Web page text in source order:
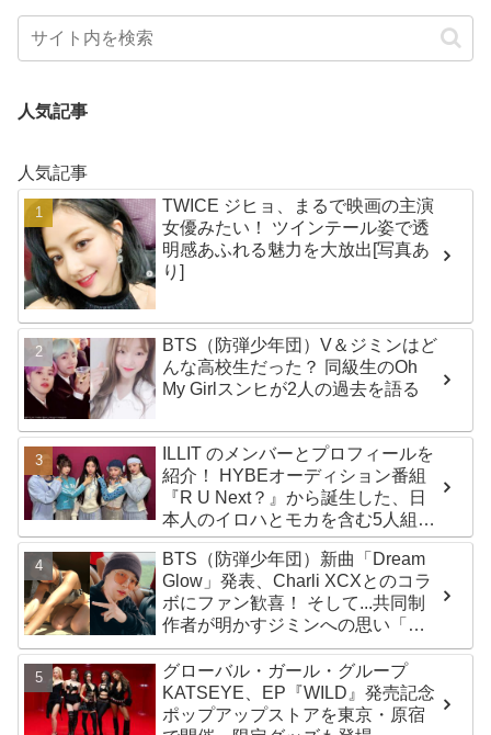
人気記事
人気記事
TWICE ジヒョ、まるで映画の主演
女優みたい！ ツインテール姿で透
明感あふれる魅力を大放出[写真あ
り]
BTS（防弾少年団）V＆ジミンはど
んな高校生だった？ 同級生のOh
My Girlスンヒが2人の過去を語る
ILLIT のメンバーとプロフィールを
紹介！ HYBEオーディション番組
『R U Next？』から誕生した、日
本人のイロハとモカを含む5人組ガ
ールズグループ！ デビュー曲
「Magnetic」がいきなりの大ヒッ
ト
BTS（防弾少年団）新曲「Dream
Glow」発表、Charli XCXとのコラ
ボにファン歓喜！ そして...共同制
作者が明かすジミンへの思い「彼
の夢、そして彼の絶望から生まれ
た歌」
グローバル・ガール・グループ
KATSEYE、EP『WILD』発売記念
ポップアップストアを東京・原宿